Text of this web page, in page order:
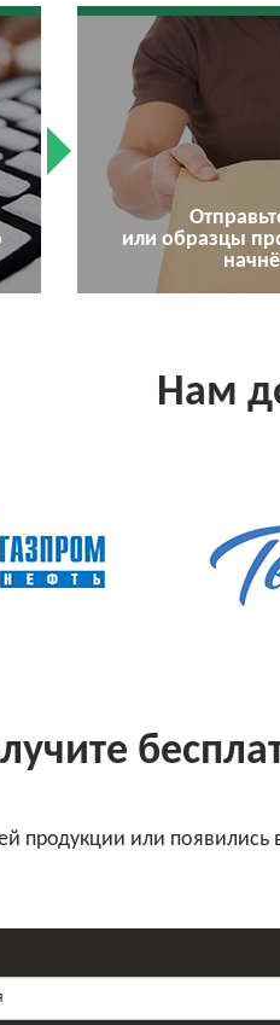
или образцы
Нам
продукции или